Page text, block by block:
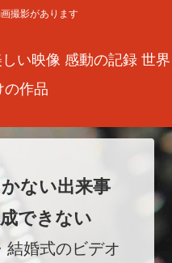
撮影があります
い映像 感動の記録 世界
の作品
ない出来事
できない
結婚式のビデオ